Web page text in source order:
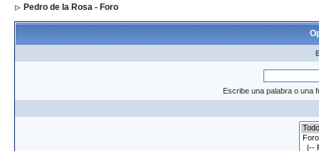
Pedro de la Rosa - Foro
Escribe una palabra o una